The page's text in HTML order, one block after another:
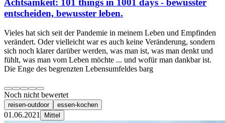
Achtsamkeit: 101 things in 1001 days - bewusster
entscheiden, bewusster leben.
Vieles hat sich seit der Pandemie in meinem Leben und Empfinden
verändert. Oder vielleicht war es auch keine Veränderung, sondern
sich noch klarer darüber werden, was man ist, was man denkt und
fühlt, was man vom Leben möchte ... und wofür man dankbar ist.
Die Enge des begrenzten Lebensumfeldes barg
Noch nicht bewertet
reisen-outdoor essen-kochen
01.06.2021 Mittel